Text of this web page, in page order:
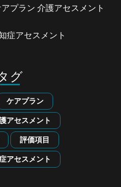
プラン 介護アセスメント
症アセスメント
グ
ケアプラン
アセスメント
評価項目
アセスメント